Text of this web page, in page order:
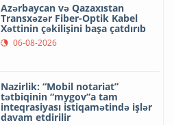
Azərbaycan və Qazaxıstan
Transxəzər Fiber-Optik Kabel
Xəttinin çəkilişini başa çatdırıb
06-08-2026
Nazirlik: “Mobil notariat”
tətbiqinin “mygov”a tam
inteqrasiyası istiqamətində işlər
davam etdirilir